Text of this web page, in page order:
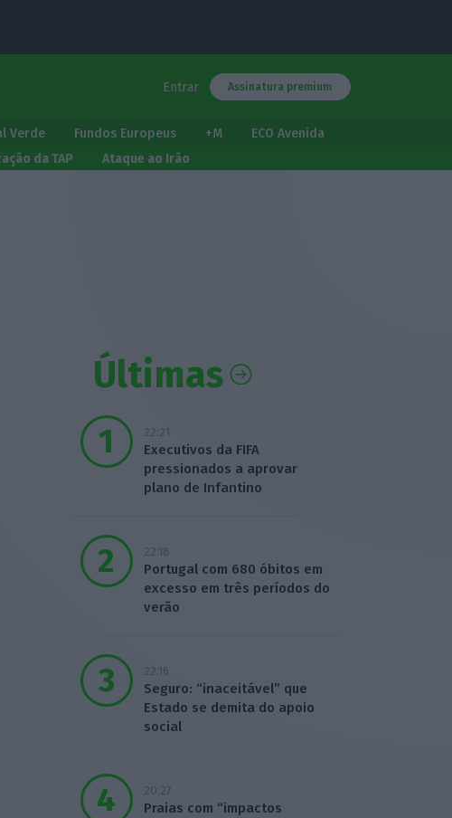
Entrar Assinatura premium
Verde Fundos Europeus +M
ECO Avenida
da TAP Ataque ao Irão
Últimas
22:21
Executivos da FIFA
pressionados a aprovar
plano de Infantino
22:18
Portugal com 680 óbitos em
excesso em três períodos do
verão
22:16
Seguro: “inaceitável” que
Estado se demita do apoio
social
20:27
Praias com “impactos